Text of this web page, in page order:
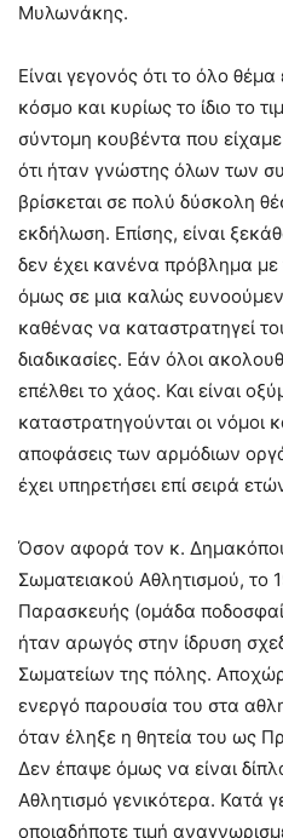
Μυλωνάκης.
Είναι γεγονός ότι το όλο
κόσμο και κυρίως το ίδιο το
σύντομη κουβέντα που
ότι ήταν γνώστης όλων των
βρίσκεται σε πολύ δύσκολη
εκδήλωση. Επίσης, είναι
δεν έχει κανένα πρόβλημα
όμως σε μια καλώς
καθένας να καταστρατηγεί
διαδικασίες. Εάν όλοι
επέλθει το χάος. Και είναι
καταστρατηγούνται οι νόμοι
αποφάσεις των αρμόδιων
έχει υπηρετήσει επί σειρά
Όσον αφορά τον κ.
Σωματειακού Αθλητισμού, το
Παρασκευής (ομάδα
ήταν αρωγός στην ίδρυση
Σωματείων της πόλης.
ενεργό παρουσία του στα
όταν έληξε η θητεία του ως
Δεν έπαψε όμως να είναι
Αθλητισμό γενικότερα. Κατά
οποιαδήποτε τιμή